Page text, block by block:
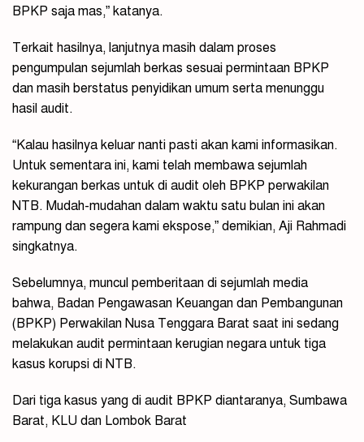
BPKP saja mas,” katanya.
Terkait hasilnya, lanjutnya masih dalam proses
pengumpulan sejumlah berkas sesuai permintaan BPKP
dan masih berstatus penyidikan umum serta menunggu
hasil audit.
“Kalau hasilnya keluar nanti pasti akan kami informasikan.
Untuk sementara ini, kami telah membawa sejumlah
kekurangan berkas untuk di audit oleh BPKP perwakilan
NTB. Mudah-mudahan dalam waktu satu bulan ini akan
rampung dan segera kami ekspose,” demikian, Aji Rahmadi
singkatnya.
Sebelumnya, muncul pemberitaan di sejumlah media
bahwa, Badan Pengawasan Keuangan dan Pembangunan
(BPKP) Perwakilan Nusa Tenggara Barat saat ini sedang
melakukan audit permintaan kerugian negara untuk tiga
kasus korupsi di NTB.
Dari tiga kasus yang di audit BPKP diantaranya, Sumbawa
Barat, KLU dan Lombok Barat